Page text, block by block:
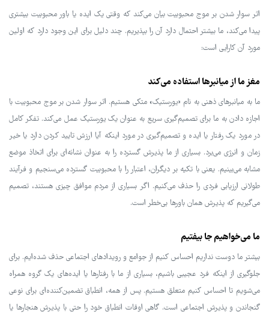
اثر سوار شدن بر موج محبوبیت بیان می‌کند که وقتی یک ایده یا باور محبوبیت بیشتری
پیدا می‌کند، ما بیشتر احتمال دارد آن را بپذیریم. چند دلیل برای این وجود دارد که اولین
مورد آن کارایی است:
مغز ما از میانبرها استفاده می‌کند
ما به میانبرهای ذهنی به نام «یورستیک» متکی هستیم. اثر سوار شدن بر موج محبوبیت با
اجازه دادن به ما برای تصمیم‌گیری سریع به عنوان یک یورستیک عمل می‌کند. تفکر کامل
در مورد یک رفتار یا ایده و تصمیم‌گیری در مورد اینکه آیا ارزش تایید کردن دارد یا خیر
زمان و انرژی می‌برد. بسیاری از ما پذیرش گسترده را به عنوان نشانه‌ای برای اتخاذ موضع
مشابه می‌بینیم. یعنی با تکیه بر دیگران، اعتبار را با محبوبیت گسترده می‌سنجیم و فرآیند
طولانی ارزیابی فردی را حذف می‌کنیم. اگر بسیاری از مردم موافق چیزی هستند، تصمیم
می‌گیریم که پذیرش همان باورها بی‌خطر است.
ما می‌خواهیم جا بیفتیم
بیشتر ما دوست نداریم احساس کنیم از جوامع و رویدادهای اجتماعی حذف شده‌ایم. برای
جلوگیری از اینکه فرد عجیبی باشیم، بسیاری از ما با رفتارها یا ایده‌های یک گروه همراه
می‌شویم تا احساس کنیم متعلق هستیم. پس از همه، انطباق تضمین‌کننده‌ای برای نوعی
گنجاندن و پذیرش اجتماعی است. گاهی اوقات انطباق خود را حتی با پذیرش هنجارها یا